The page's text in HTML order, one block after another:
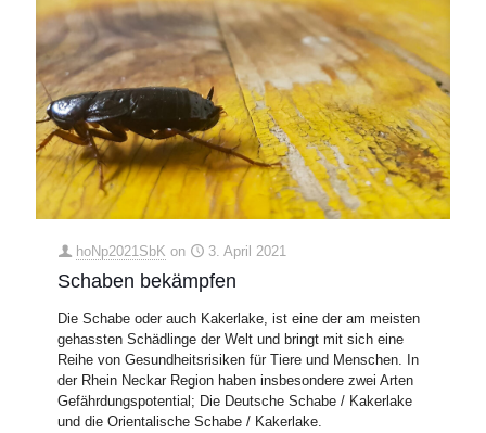
hoNp2021SbK on 3. April 2021
Schaben bekämpfen
Die Schabe oder auch Kakerlake, ist eine der am meisten
gehassten Schädlinge der Welt und bringt mit sich eine
Reihe von Gesundheitsrisiken für Tiere und Menschen. In
der Rhein Neckar Region haben insbesondere zwei Arten
Gefährdungspotential; Die Deutsche Schabe / Kakerlake
und die Orientalische Schabe / Kakerlake.